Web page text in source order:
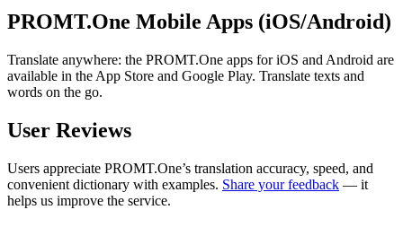
PROMT.One Mobile Apps (iOS/Android)
Translate anywhere: the PROMT.One apps for iOS and Android are
available in the App Store and Google Play. Translate texts and
words on the go.
User Reviews
Users appreciate PROMT.One’s translation accuracy, speed, and
convenient dictionary with examples. Share your feedback — it
helps us improve the service.